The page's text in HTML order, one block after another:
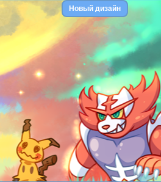
Новый дизайн